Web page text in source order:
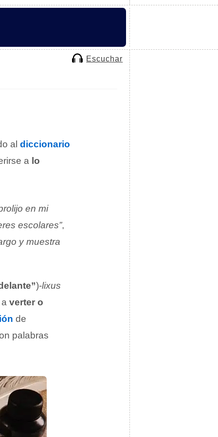
Escuchar
al diccionario
a lo
en mi
escolares”,
y muestra
)-lixus
verter o
de
palabras